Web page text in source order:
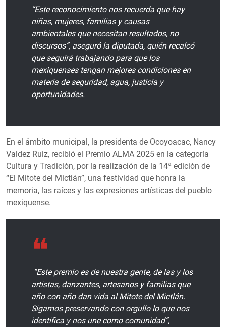
“Este reconocimiento nos recuerda que hay
niñas, mujeres, familias y causas
ambientales que necesitan resultados, no
discursos”, aseguró la diputada, quién recalcó
que seguirá trabajando para que los
mexiquenses tengan mejores condiciones en
materia de seguridad, agua, justicia y
oportunidades.
En el ámbito municipal, la presidenta de Ocoyoacac, Nancy
Valdez Ruiz, recibió el Premio ALMA 2025 en la categoría
Cultura y Tradición, por la realización de la 14ª edición de
“El Mitote del Mictlán”, una festividad que honra la
memoria, las raíces y las expresiones artísticas del pueblo
mexiquense.
“Este premio es de nuestra gente, de las y los
artistas, danzantes, artesanos y familias que
año con año dan vida al Mitote del Mictlán.
Sigamos preservando con orgullo lo que nos
identifica y nos une como comunidad”,